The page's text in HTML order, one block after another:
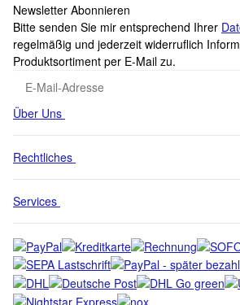
Newsletter Abonnieren
Bitte senden Sie mir entsprechend Ihrer
regelmäßig und jederzeit widerruflich
Produktsortiment per E-Mail zu.
Über Uns
Rechtliches
Services